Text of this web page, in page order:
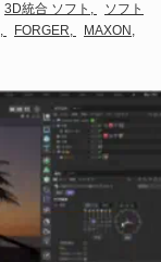
3D統合 ソフト
ソフト
FORGER
MAXON